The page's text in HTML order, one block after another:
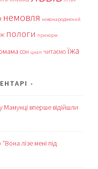
немовля новонароджений
пологи прикорм
сон цнап читаємоїжа
Мамунці вперше відійшли
лізе мені під